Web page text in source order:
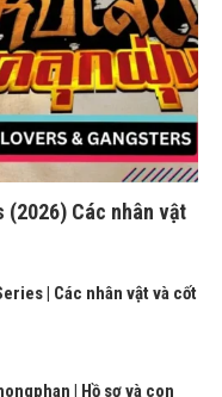
(2026) Các nhân vật
| Các nhân vật và cốt
| Hồ sơ và con